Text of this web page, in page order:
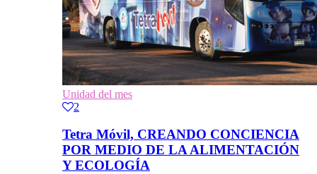
Unidad del mes
2
Tetra Móvil, CREANDO CONCIENCIA
POR MEDIO DE LA ALIMENTACIÓN
Y ECOLOGÍA